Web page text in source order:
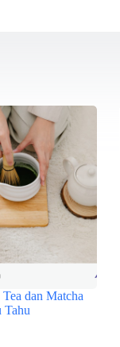
dan Matcha
Tahu